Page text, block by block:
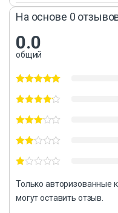
На основе 0
0.0
общий
Только авторизованные
могут оставить отзыв.